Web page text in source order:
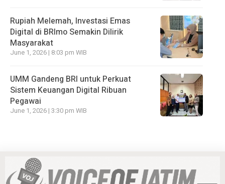
Rupiah Melemah, Investasi Emas
Digital di BRImo Semakin Dilirik
Masyarakat
June 1, 2026 | 8:03 pm WIB
UMM Gandeng BRI untuk Perkuat
Sistem Keuangan Digital Ribuan
Pegawai
June 1, 2026 | 3:30 pm WIB